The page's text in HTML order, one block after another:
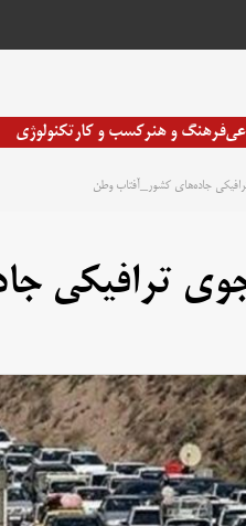
فرهنگ و هنرکسب و کارتکنولوژی
جاده‌های کشور_آفتاب وطن
ترافیکی